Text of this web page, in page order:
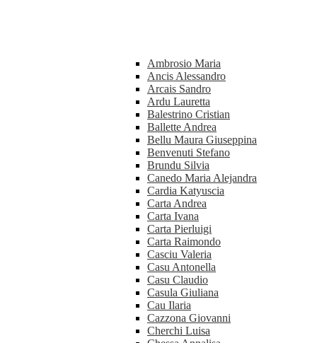
Ambrosio Maria
Ancis Alessandro
Arcais Sandro
Ardu Lauretta
Balestrino Cristian
Ballette Andrea
Bellu Maura Giuseppina
Benvenuti Stefano
Brundu Silvia
Canedo Maria Alejandra
Cardia Katyuscia
Carta Andrea
Carta Ivana
Carta Pierluigi
Carta Raimondo
Casciu Valeria
Casu Antonella
Casu Claudio
Casula Giuliana
Cau Ilaria
Cazzona Giovanni
Cherchi Luisa